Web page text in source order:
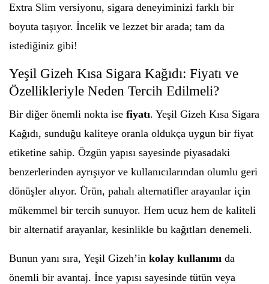
Extra Slim versiyonu, sigara deneyiminizi farklı bir
boyuta taşıyor. İncelik ve lezzet bir arada; tam da
istediğiniz gibi!
Yeşil Gizeh Kısa Sigara Kağıdı: Fiyatı ve
Özellikleriyle Neden Tercih Edilmeli?
Bir diğer önemli nokta ise fiyatı. Yeşil Gizeh Kısa Sigara
Kağıdı, sunduğu kaliteye oranla oldukça uygun bir fiyat
etiketine sahip. Özgün yapısı sayesinde piyasadaki
benzerlerinden ayrışıyor ve kullanıcılarından olumlu geri
dönüşler alıyor. Ürün, pahalı alternatifler arayanlar için
mükemmel bir tercih sunuyor. Hem ucuz hem de kaliteli
bir alternatif arayanlar, kesinlikle bu kağıtları denemeli.
Bunun yanı sıra, Yeşil Gizeh’in kolay kullanımı da
önemli bir avantaj. İnce yapısı sayesinde tütün veya